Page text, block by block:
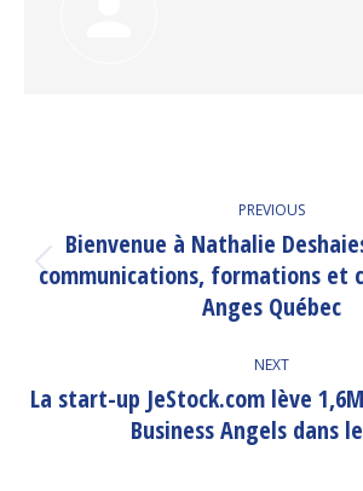
NAVIGATION
PREVIOUS
Previous
post:
Bienvenue à Nathalie
communications, formations et
Anges Québec
NEXT
Next
post:
La start-up JeStock.com lève
Business Angels dans